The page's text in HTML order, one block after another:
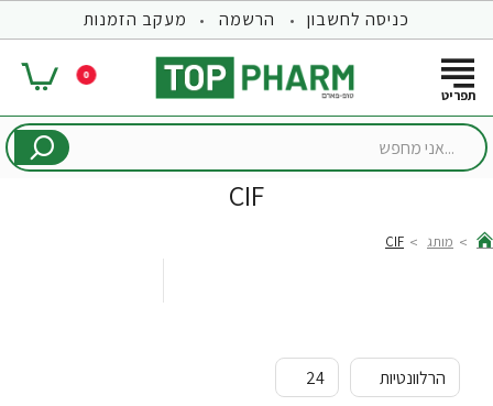
כניסה לחשבון הרשמה מעקב הזמנות
0
...אני
CIF
מותג CIF